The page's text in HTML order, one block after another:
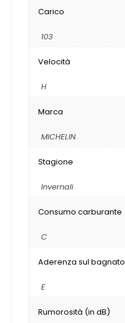
Carico
103
Velocità
H
Marca
MICHELIN
Stagione
Invernali
Consumo carburante
C
Aderenza sul bagnato
E
Rumorosità (in dB)